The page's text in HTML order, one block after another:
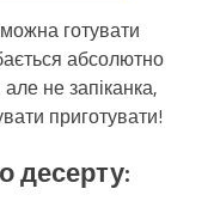
готувати
абсолютно
не запіканка,
приготувати!
десерту: